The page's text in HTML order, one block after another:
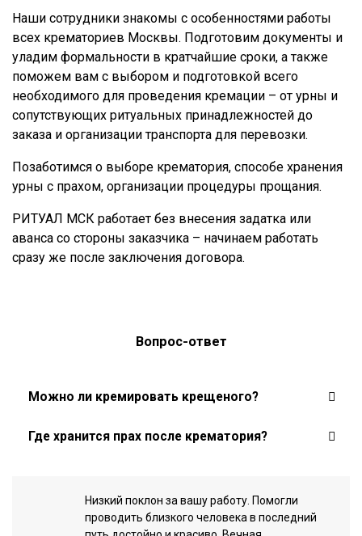
Наши сотрудники знакомы с особенностями работы
всех крематориев Москвы. Подготовим документы и
уладим формальности в кратчайшие сроки, а также
поможем вам с выбором и подготовкой всего
необходимого для проведения кремации – от урны и
сопутствующих ритуальных принадлежностей до
заказа и организации транспорта для перевозки.
Позаботимся о выборе крематория, способе хранения
урны с прахом, организации процедуры прощания.
РИТУАЛ МСК работает без внесения задатка или
аванса со стороны заказчика – начинаем работать
сразу же после заключения договора.
Вопрос-ответ
Можно ли кремировать крещеного?
Где хранится прах после крематория?
Низкий поклон за вашу работу. Помогли
проводить близкого человека в последний